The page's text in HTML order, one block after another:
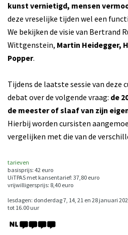
kunst vernietigd, mensen
deze vreselijke tijden wel een
We bekijken de visie van Bertrand
Wittgenstein, Martin Heidegger,
Popper.
Tijdens de laatste sessie van deze
debat over de volgende vraag: de
de meester of slaaf van zijn
Hierbij worden cursisten
vergelijken met die van de
tarieven
basisprijs: 42 euro
UiTPAS met kansentarief: 37,80 euro
vrijwilligersprijs: 8,40 euro
lesdagen: donderdag 7, 14, 21 en 28 januari
tot 16.00 uur